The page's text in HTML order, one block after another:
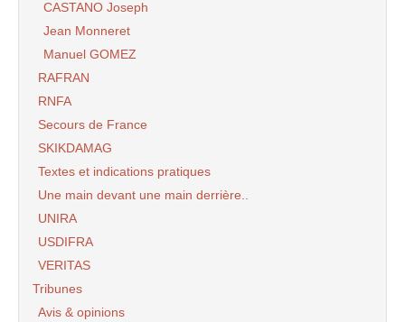
CASTANO Joseph
Jean Monneret
Manuel GOMEZ
RAFRAN
RNFA
Secours de France
SKIKDAMAG
Textes et indications pratiques
Une main devant une main derrière..
UNIRA
USDIFRA
VERITAS
Tribunes
Avis & opinions